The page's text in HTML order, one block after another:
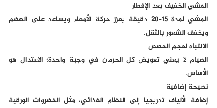
المشي الخفيف بعد الإفطار
المشي لمدة 15–20 دقيقة يعزز حركة الأمعاء ويساعد على الهضم
ويخفف الشعور بالثقل.
الانتباه لحجم الحصص
الصيام لا يعني تعويض كل الحرمان في وجبة واحدة؛ الاعتدال هو
الأساس.
نصيحة إضافية
إضافة الألياف تدريجيا إلى النظام الغذائي، مثل الخضروات الورقية